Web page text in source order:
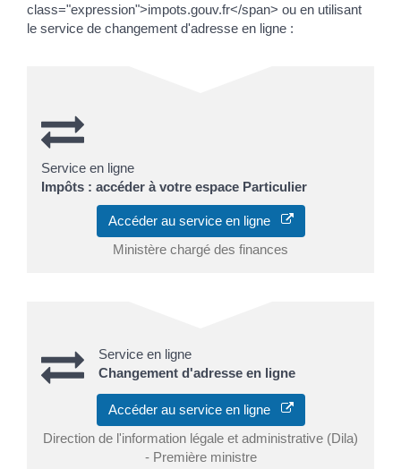
class="expression">impots.gouv.fr</span> ou en utilisant
le service de changement d'adresse en ligne :
Service en ligne
Impôts : accéder à votre espace Particulier
Accéder au service en ligne
Ministère chargé des finances
Service en ligne
Changement d'adresse en ligne
Accéder au service en ligne
Direction de l'information légale et administrative (Dila)
- Première ministre